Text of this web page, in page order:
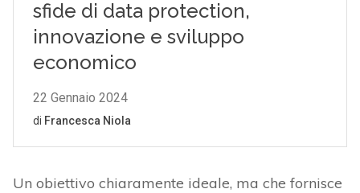
Un obiettivo chiaramente ideale, ma che fornisce